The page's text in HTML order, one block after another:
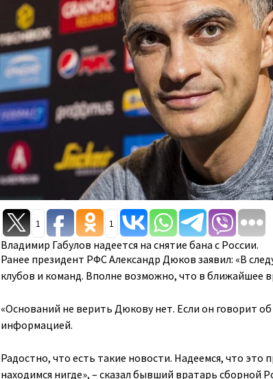
1 1
Владимир Габулов надеется на снятие бана с России.
Ранее президент РФС Александр Дюков заявил: «В
клубов и команд. Вполне возможно, что в ближайшее
«Оснований не верить Дюкову нет. Если он говорит
информацией.
Радостно, что есть такие новости. Надеемся, что
находимся нигде», – сказал бывший вратарь сборной